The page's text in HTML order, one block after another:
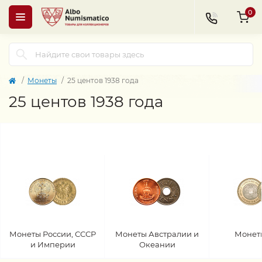
0
Монеты 25 центов 1938 года
25 центов 1938 года
Монеты России, СССР
и Империи
Монеты Австралии и
Океании